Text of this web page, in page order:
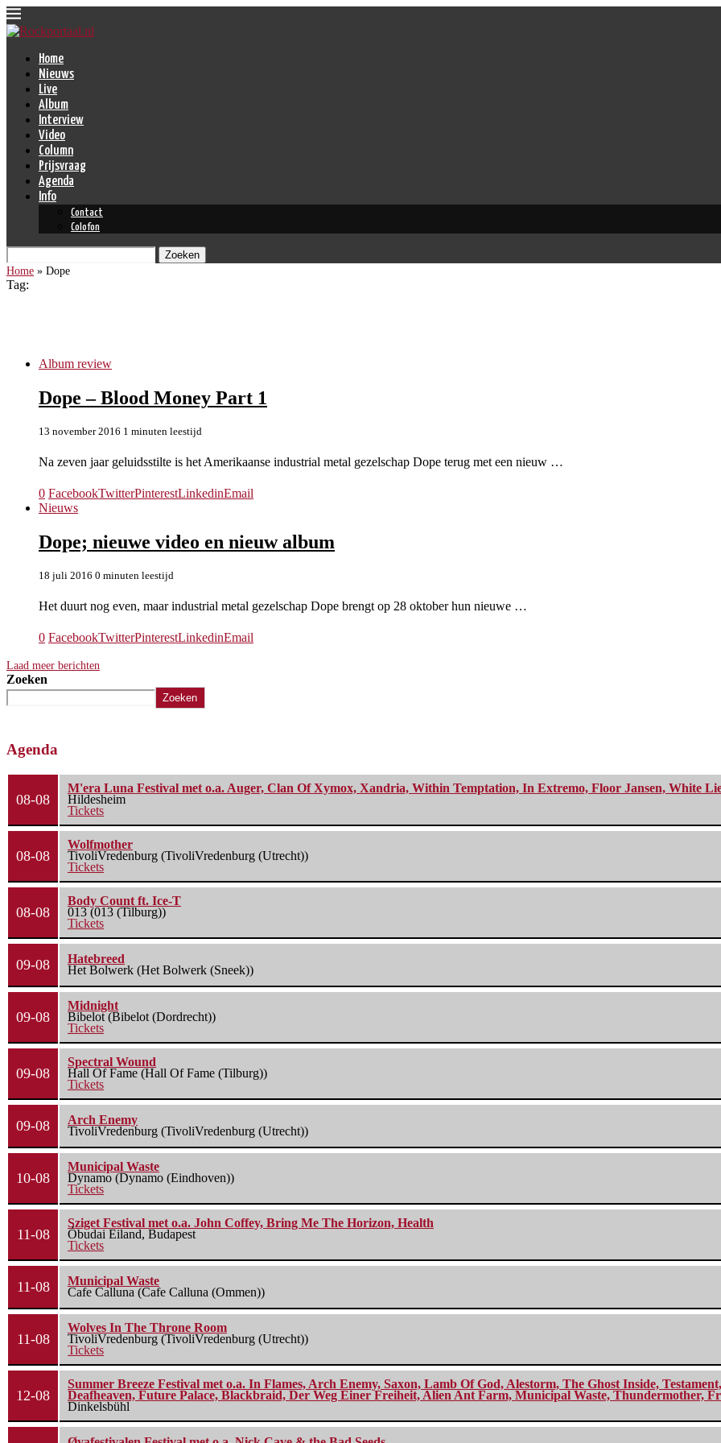
Home
Nieuws
Live
Album
Interview
Video
Column
Prijsvraag
Agenda
Info
Contact
Colofon
Zoeken
Home » Dope
Tag:
Album review
Dope – Blood Money Part 1
13 november 2016 1 minuten leestijd
Na zeven jaar geluidsstilte is het Amerikaanse industrial metal gezelschap Dope terug met een nieuw …
0 FacebookTwitterPinterestLinkedinEmail
Nieuws
Dope; nieuwe video en nieuw album
18 juli 2016 0 minuten leestijd
Het duurt nog even, maar industrial metal gezelschap Dope brengt op 28 oktober hun nieuwe …
0 FacebookTwitterPinterestLinkedinEmail
Laad meer berichten
Zoeken
Zoeken
Agenda
08-08
M'era Luna Festival met o.a. Auger, Clan Of Xymox, Xandria, Within Temptation, In Extremo, Floor Jansen, White
Hildesheim
Tickets
08-08
Wolfmother
TivoliVredenburg (TivoliVredenburg (Utrecht))
Tickets
08-08
Body Count ft. Ice-T
013 (013 (Tilburg))
Tickets
09-08
Hatebreed
Het Bolwerk (Het Bolwerk (Sneek))
09-08
Midnight
Bibelot (Bibelot (Dordrecht))
Tickets
09-08
Spectral Wound
Hall Of Fame (Hall Of Fame (Tilburg))
Tickets
09-08
Arch Enemy
TivoliVredenburg (TivoliVredenburg (Utrecht))
10-08
Municipal Waste
Dynamo (Dynamo (Eindhoven))
Tickets
11-08
Sziget Festival met o.a. John Coffey, Bring Me The Horizon, Health
Óbudai Eiland, Budapest
Tickets
11-08
Municipal Waste
Cafe Calluna (Cafe Calluna (Ommen))
11-08
Wolves In The Throne Room
TivoliVredenburg (TivoliVredenburg (Utrecht))
Tickets
12-08
Summer Breeze Festival met o.a. In Flames, Arch Enemy, Saxon, Lamb Of God, Alestorm, The Ghost Inside,
Deafheaven, Future Palace, Blackbraid, Der Weg Einer Freiheit, Alien Ant Farm, Municipal Waste, Thundermother,
Dinkelsbühl